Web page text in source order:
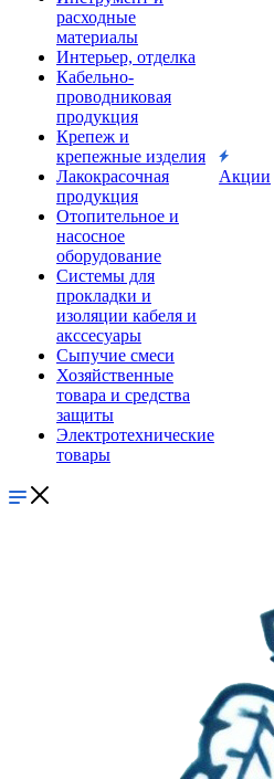
расходные
материалы
Интерьер, отделка
Кабельно-
проводниковая
продукция
Крепеж и
крепежные изделия
Лакокрасочная
продукция
Отопительное и
насосное
оборудование
Системы для
прокладки и
изоляции кабеля и
акссесуары
Сыпучие смеси
Хозяйственные
товара и средства
защиты
Электротехнические
товары
Акции